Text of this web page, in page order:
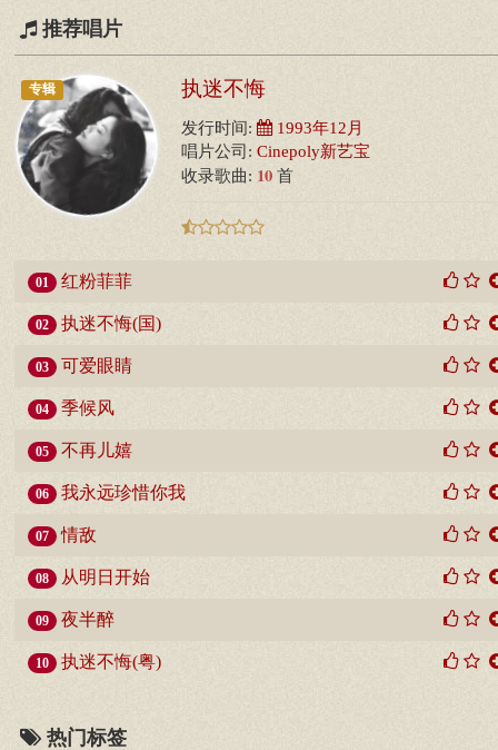
推荐唱片
专辑 执迷不悔
发行时间: 1993年12月
唱片公司: Cinepoly新艺宝
收录歌曲: 10 首
01 红粉菲菲
02 执迷不悔(国)
03 可爱眼睛
04 季候风
05 不再儿嬉
06 我永远珍惜你我
07 情敌
08 从明日开始
09 夜半醉
10 执迷不悔(粤)
热门标签